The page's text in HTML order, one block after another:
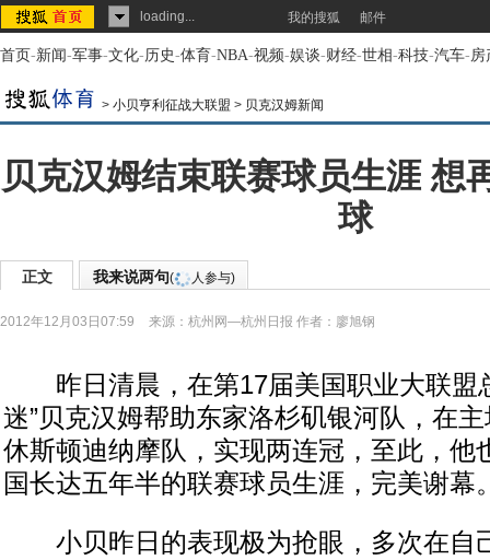
loading... 我的搜狐 邮件
首页-新闻-军事-文化-历史-体育-NBA-视频-娱谈-财经-世相-科技-汽车-房
> 小贝亨利征战大联盟 > 贝克汉姆新闻
贝克汉姆结束联赛球员生涯 想
球
正文 我来说两句( 人参与)
2012年12月03日07:59 来源： 杭州网—杭州日报 作者：廖旭钢
昨日清晨，在第17届美国职业大联盟
迷”贝克汉姆帮助东家洛杉矶银河队，在
休斯顿迪纳摩队，实现两连冠，至此，他
国长达五年半的联赛球员生涯，完美谢幕
小贝昨日的表现极为抢眼，多次在自